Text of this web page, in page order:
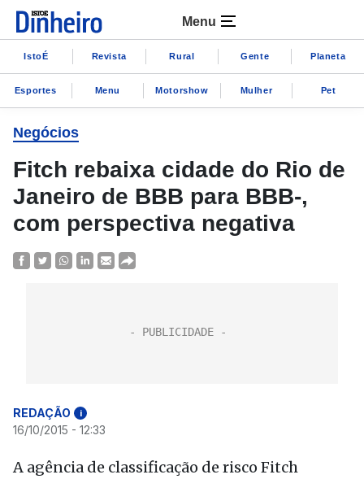
Menu
IstoÉ Revista Rural Gente Planeta
Esportes Menu Motorshow Mulher Pet
Negócios
Fitch rebaixa cidade do Rio de
Janeiro de BBB para BBB-,
com perspectiva negativa
REDAÇÃO i
16/10/2015 - 12:33
A agência de classificação de risco Fitch